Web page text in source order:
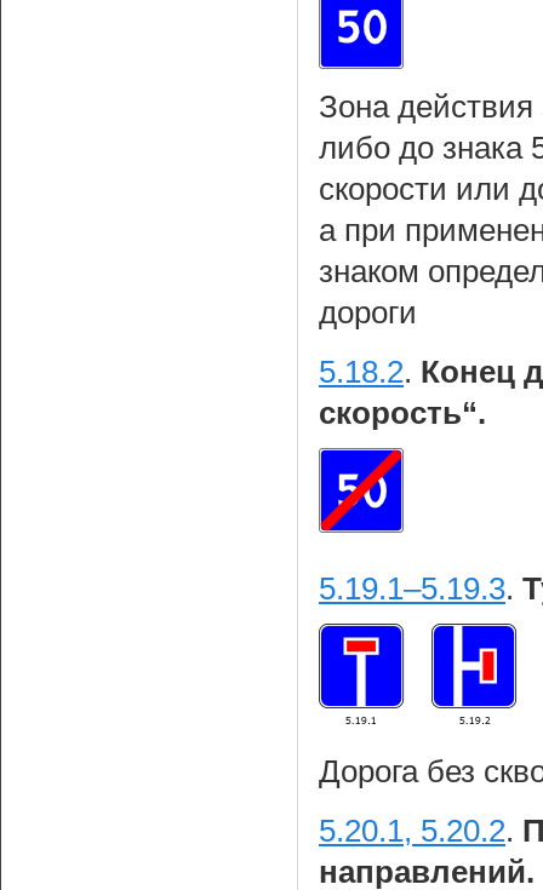
Зона действия
либо до знака
скорости или
а при
знаком
дороги
5.18.2. Конец
скорость“.
5.19.1–5.19.3.
Дорога без
5.20.1, 5.20.2.
направлений.